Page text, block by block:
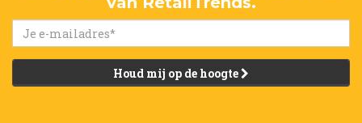
Houd mij op de hoogte